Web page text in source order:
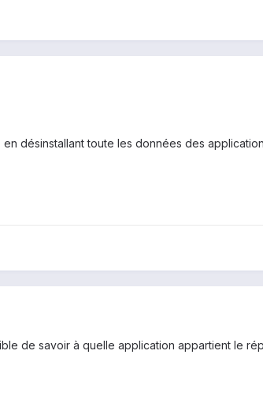
désinstallant toute les données des
de savoir à quelle application appartient le